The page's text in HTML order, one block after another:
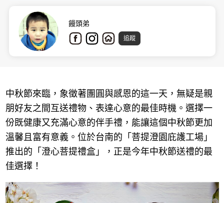
饅頭弟
追蹤
中秋節來臨，象徵著團圓與感恩的這一天，無疑是親
朋好友之間互送禮物、表達心意的最佳時機。選擇一
份既健康又充滿心意的伴手禮，能讓這個中秋節更加
溫馨且富有意義。位於台南的「菩提澄園庇護工場」
推出的「澄心菩提禮盒」，正是今年中秋節送禮的最
佳選擇！